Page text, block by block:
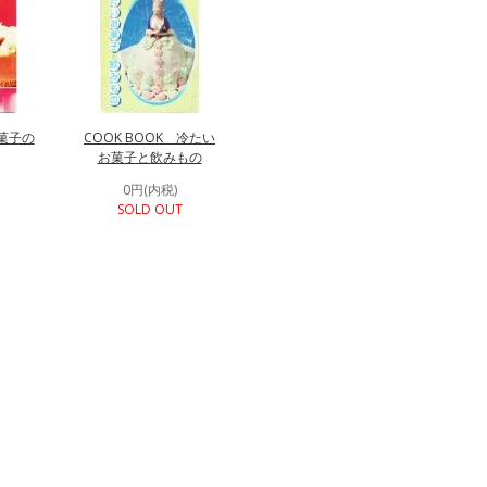
子の
COOK BOOK 冷たい
お菓子と飲みもの
0円(内税)
SOLD OUT